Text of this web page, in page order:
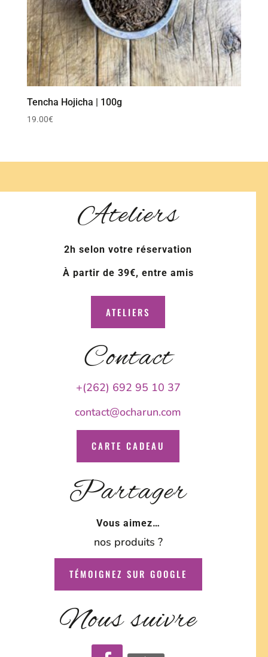
Tencha Hojicha | 100g
19.00€
Ateliers
2h selon votre réservation
À partir de 39€, entre amis
ATELIERS
Contact
+(262) 692 95 10 37
contact@ocharun.com
CARTE CADEAU
Partager
Vous aimez…
nos produits ?
TÉMOIGNEZ SUR GOOGLE
Nous suivre